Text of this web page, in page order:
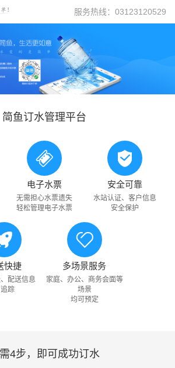
服务热线：03123120529
简鱼订水管理平台
电子水票
无需担心水票遗失
轻松管理电子水票
安全可靠
水站认证、客户信息
安全保护
快捷
配送信息
追踪
多场景服务
家庭、办公、商务会面等
场景
均可预定
4步，即可成功订水